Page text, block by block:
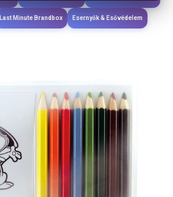
Last Minute Brandbox Esernyők & Esővédelem